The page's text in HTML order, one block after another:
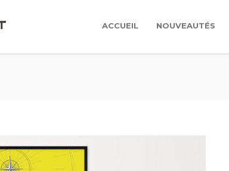
ACCUEIL NOUVEAUTÉS